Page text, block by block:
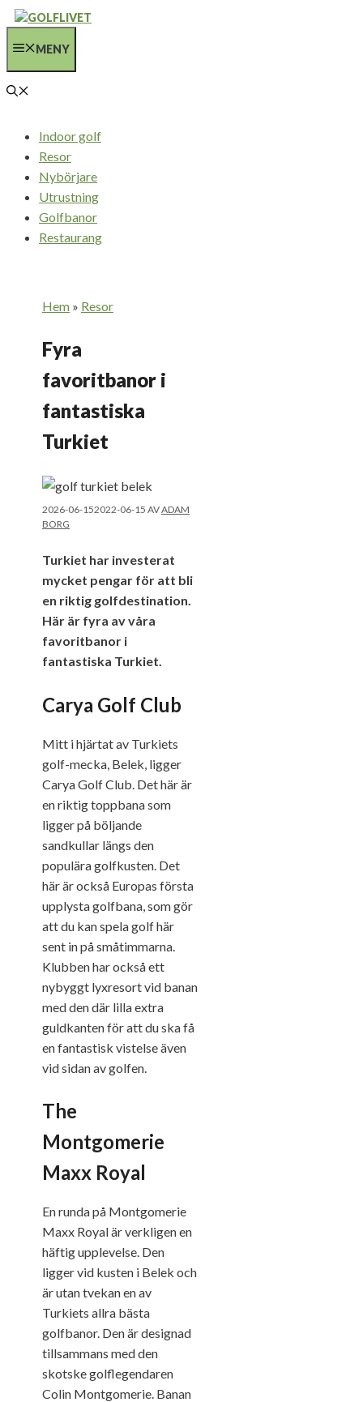
Hoppa
innehållMENY
Indoor golf
Resor
Nybörjare
Utrustning
Golfbanor
Restaurang
Hem » Resor
Fyra
favoritbanor i
fantastiska
Turkiet
2026-06-152022-06-15 AVADAM
BORG
Turkiet har investerat
mycket pengar för att bli
en riktig golfdestination.
Här är fyra av våra
favoritbanor i
fantastiska Turkiet.
Carya Golf Club
Mitt i hjärtat av Turkiets
golf-mecka, Belek, ligger
Carya Golf Club. Det här är
en riktig toppbana som
ligger på böljande
sandkullar längs den
populära golfkusten. Det
här är också Europas första
upplysta golfbana, som gör
att du kan spela golf här
sent in på småtimmarna.
Klubben har också ett
nybyggt lyxresort vid banan
med den där lilla extra
guldkanten för att du ska få
en fantastisk vistelse även
vid sidan av golfen.
The
Montgomerie
Maxx Royal
En runda på Montgomerie
Maxx Royal är verkligen en
häftig upplevelse. Den
ligger vid kusten i Belek och
är utan tvekan en av
Turkiets allra bästa
golfbanor. Den är designad
tillsammans med den
skotske golflegendaren
Colin Montgomerie. Banan